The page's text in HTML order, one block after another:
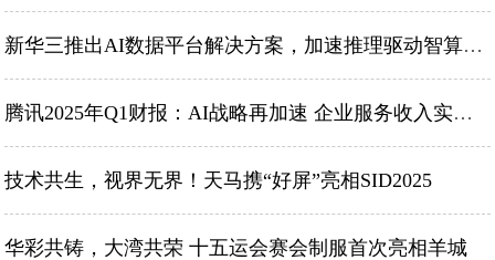
新华三推出AI数据平台解决方案，加速推理驱动智算时代
腾讯2025年Q1财报：AI战略再加速 企业服务收入实现双位数增长
技术共生，视界无界！天马携“好屏”亮相SID2025
华彩共铸，大湾共荣 十五运会赛会制服首次亮相羊城